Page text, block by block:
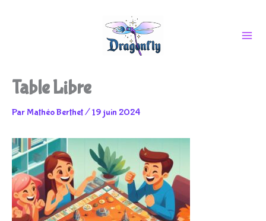
contenu
Table Libre
Par Mathéo Berthet/19 juin 2024